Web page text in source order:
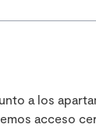
a los
acceso